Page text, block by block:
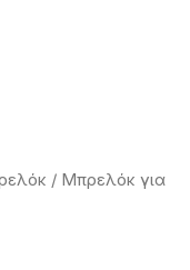
/ Μπρελόκ για